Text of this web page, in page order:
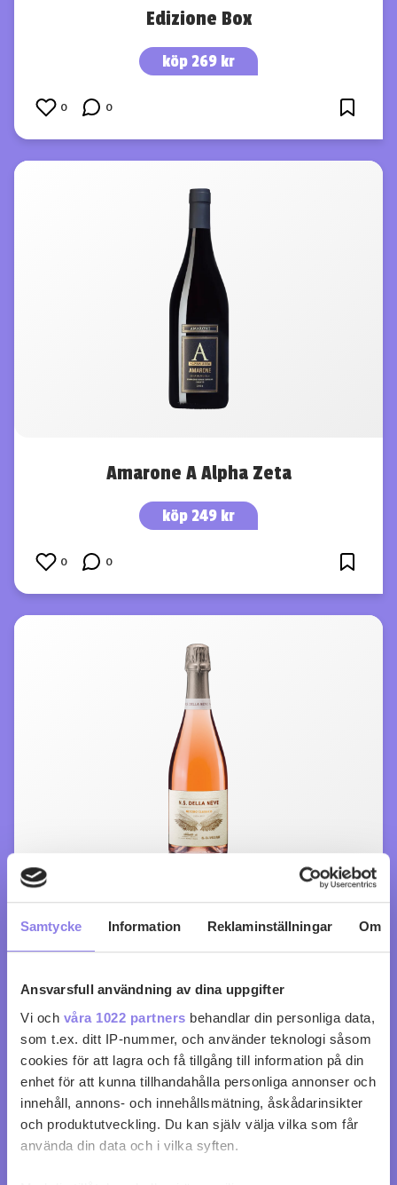
Samtycke Information Reklaminställningar Om
Ansvarsfull användning av dina uppgifter
Vi och våra 1022 partners behandlar din personliga data,
som t.ex. ditt IP-nummer, och använder teknologi såsom
cookies för att lagra och få tillgång till information på din
enhet för att kunna tillhandahålla personliga annonser och
innehåll, annons- och innehållsmätning, åskådarinsikter
och produktutveckling. Du kan själv välja vilka som får
använda din data och i vilka syften.
Edizione Box
köp 269 kr
0 0
Amarone A Alpha Zeta
köp 249 kr
0 0
N.S. della Neve Extra Brut Rosé
0 0